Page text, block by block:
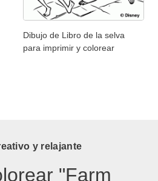
Dibujo de Libro de la selva
para imprimir y colorear
y relajante
"Farm